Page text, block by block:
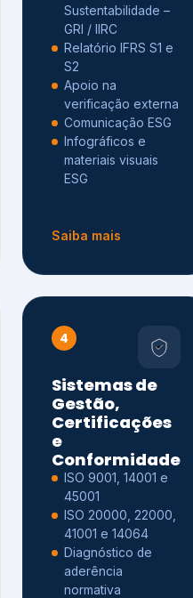
Sustentabilidade –
GRI / IIRC
Relatório IFRS S1 e
S2
Apoio na
verificação externa
Comunicação ESG
Infográficos e
materiais visuais
ESG
Saiba mais
4
Sistemas de
Gestão,
Certificações
e
Conformidade
ISO 9001, 14001 e
45001
ISO 20000, 22000,
41001 e 14064
Diagnóstico de
aderência
normativa